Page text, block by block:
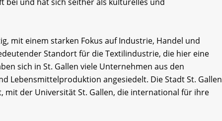
mit einem starken Fokus auf Industrie, Handel und
Standort für die Textilindustrie, die hier eine
sich in St. Gallen viele Unternehmen aus den
Lebensmittelproduktion angesiedelt. Die Stadt St. Gallen
mit der Universität St. Gallen, die international für ihre